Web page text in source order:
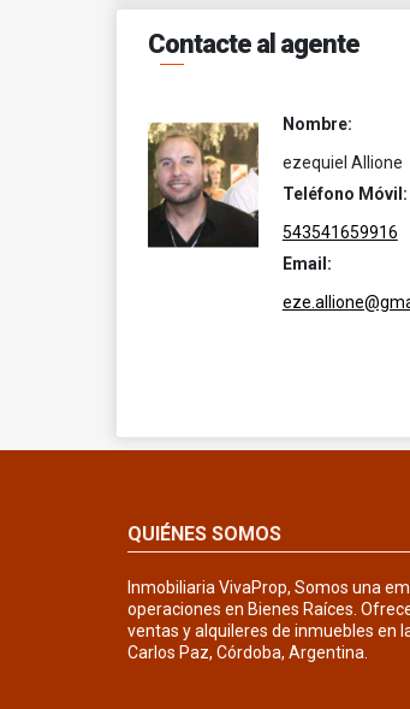
Contacte al agente
Nombre:
ezequiel Allione
Teléfono Móvil:
543541659916
Email:
QUIÉNES SOMOS
Inmobiliaria VivaProp, Somos una
operaciones en Bienes Raíces.
ventas y alquileres de inmuebles en
Carlos Paz, Córdoba, Argentina.